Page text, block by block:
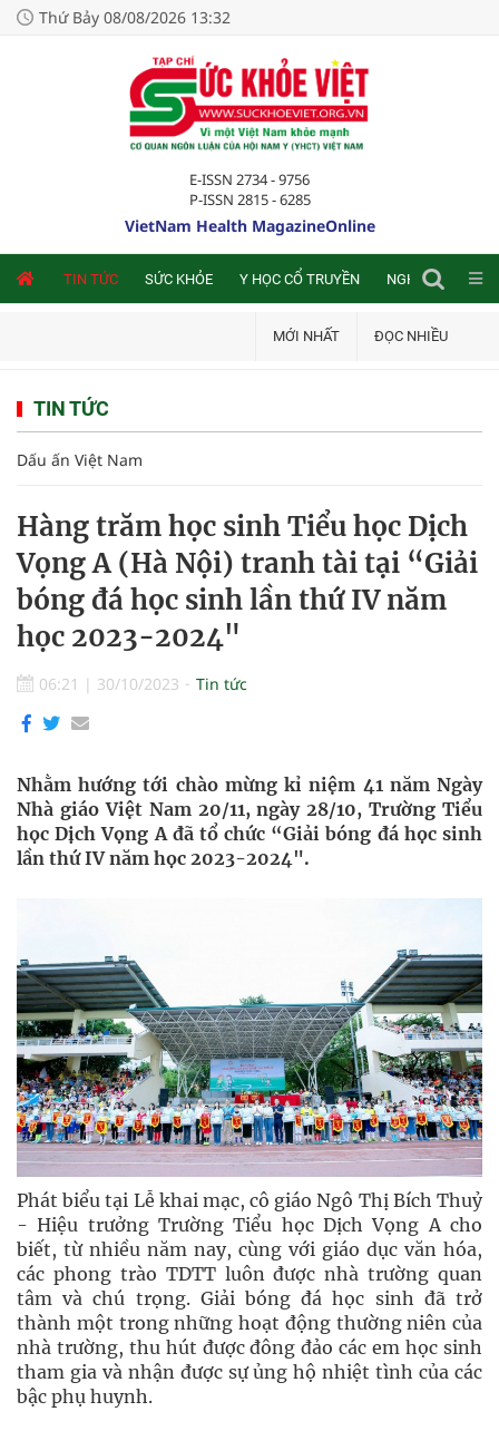
Thứ Bảy 08/08/2026 13:32
E-ISSN 2734 - 9756
P-ISSN 2815 - 6285
VietNam Health MagazineOnline
TIN TỨC SỨC KHỎE Y HỌC CỔ TRUYỀN NGHIÊN CỨU
MỚI NHẤT ĐỌC NHIỀU
TIN TỨC
Dấu ấn Việt Nam
Hàng trăm học sinh Tiểu học Dịch
Vọng A (Hà Nội) tranh tài tại “Giải
bóng đá học sinh lần thứ IV năm
học 2023-2024"
06:21 | 30/10/2023 Tin tức
Nhằm hướng tới chào mừng kỉ niệm 41 năm Ngày
Nhà giáo Việt Nam 20/11, ngày 28/10, Trường Tiểu
học Dịch Vọng A đã tổ chức “Giải bóng đá học sinh
lần thứ IV năm học 2023-2024".
Phát biểu tại Lễ khai mạc, cô giáo Ngô Thị Bích Thuỷ
- Hiệu trưởng Trường Tiểu học Dịch Vọng A cho
biết, từ nhiều năm nay, cùng với giáo dục văn hóa,
các phong trào TDTT luôn được nhà trường quan
tâm và chú trọng. Giải bóng đá học sinh đã trở
thành một trong những hoạt động thường niên của
nhà trường, thu hút được đông đảo các em học sinh
tham gia và nhận được sự ủng hộ nhiệt tình của các
bậc phụ huynh.